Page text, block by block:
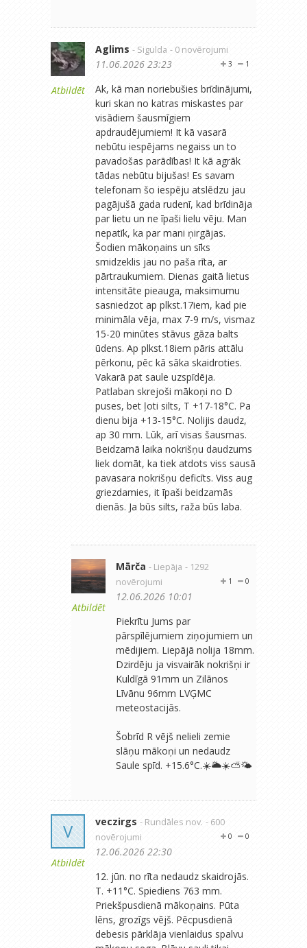
Atbildēt
Aglims - Sigulda - 0 novērojumi
1
3
11.06.2026 23:23
Ak, kā man noriebušies brīdinājumi,
kuri skan no katras miskastes par
visādiem šausmīgiem
apdraudējumiem! It kā vasarā
nebūtu iespējams negaiss un to
pavadošas parādības! It kā agrāk
tādas nebūtu bijušas! Es savam
telefonam šo iespēju atslēdzu jau
pagājušā gada rudenī, kad brīdināja
par lietu un ne īpaši lielu vēju. Man
nepatīk, ka par mani ņirgājas.
Šodien mākoņains un sīks
smidzeklis jau no paša rīta, ar
pārtraukumiem. Dienas gaitā lietus
intensitāte pieauga, maksimumu
sasniedzot ap plkst.17iem, kad pie
minimāla vēja, max 7-9 m/s, vismaz
15-20 minūtes stāvus gāza balts
ūdens. Ap plkst.18iem pāris attālu
pērkonu, pēc kā sāka skaidroties.
Vakarā pat saule uzspīdēja.
Patlaban skrejoši mākoņi no D
puses, bet ļoti silts, T +17-18°C. Pa
dienu bija +13-15°C. Nolijis daudz,
ap 30 mm. Lūk, arī visas šausmas.
Beidzamā laika nokrišņu daudzums
liek domāt, ka tiek atdots viss sausā
pavasara nokrišņu deficīts. Viss aug
griezdamies, it īpaši beidzamās
dienās. Ja būs silts, raža būs laba.
Atbildēt
Mārča - Liepāja - 1292
novērojumi
0
1
12.06.2026 10:01
Piekrītu Jums par
pārspīlējumiem ziņojumiem un
mēdijiem. Liepājā nolija 18mm.
Dzirdēju ja visvairāk nokrišņi ir
Kuldīgā 91mm un Zilānos
Līvānu 96mm LVĢMC
meteostacijās.
Šobrīd R vējš nelieli zemie
slāņu mākoņi un nedaudz
Saule spīd. +15.6°C.☀️🌥☀️⛅️🌤
V
Atbildēt
veczirgs - Rundāles nov. - 600
novērojumi
0
0
12.06.2026 22:30
12. jūn. no rīta nedaudz skaidrojās.
T. +11°C. Spiediens 763 mm.
Priekšpusdienā mākoņains. Pūta
lēns, grozīgs vējš. Pēcpusdienā
debesis pārklāja vienlaidus spalvu